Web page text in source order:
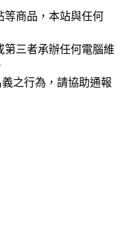
等商品，本站與任何
三者承辦任何電腦維
之行為，請協助通報